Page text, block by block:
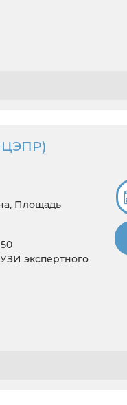
Площадь
экспертного